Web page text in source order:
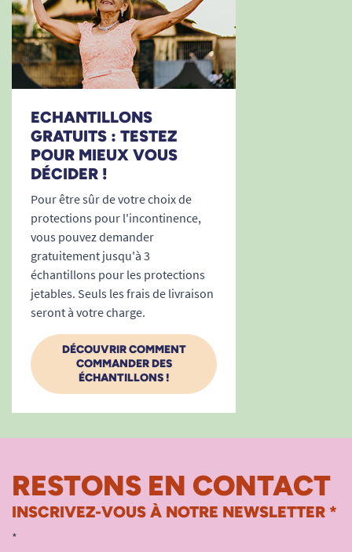
ECHANTILLONS
GRATUITS : TESTEZ
POUR MIEUX VOUS
DÉCIDER !
Pour être sûr de votre choix de
protections pour l'incontinence,
vous pouvez demander
gratuitement jusqu'à 3
échantillons pour les protections
jetables. Seuls les frais de livraison
seront à votre charge.
DÉCOUVRIR COMMENT
COMMANDER DES
ÉCHANTILLONS !
RESTONS EN CONTACT
INSCRIVEZ-VOUS À NOTRE NEWSLETTER *
*